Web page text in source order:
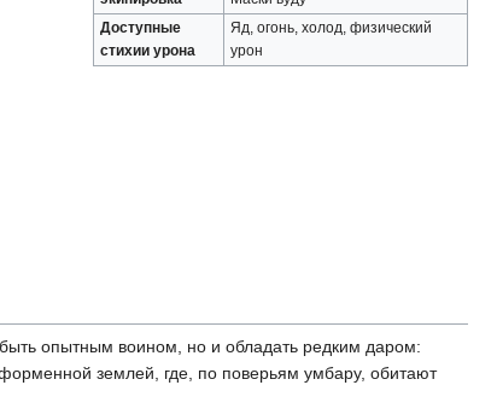
Доступные
стихии урона
Яд, огонь, холод, физический
урон
опытным воином, но и обладать редким даром:
землей, где, по поверьям умбару, обитают